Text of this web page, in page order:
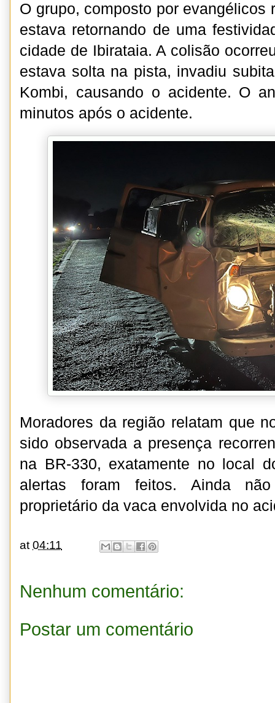
O grupo, composto por evangélicos
estava retornando de uma
cidade de Ibirataia. A colisão
estava solta na pista, invadiu
Kombi, causando o acidente. O
minutos após o acidente.
Moradores da região relatam que
sido observada a presença
na BR-330, exatamente no local
alertas foram feitos. Ainda
proprietário da vaca envolvida no
at04:11
Nenhum comentário:
Postar um comentário